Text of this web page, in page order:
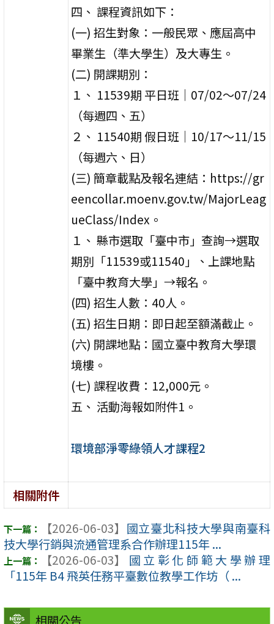
相關公告
四、 課程資訊如下：
(一) 招生對象：一般民眾、應屆高中
畢業生（準大學生）及大專生。
(二) 開課期別：
１、 11539期 平日班｜07/02～07/24
（每週四、五）
２、 11540期 假日班｜10/17～11/15
（每週六、日）
(三) 簡章載點及報名連結：https://gr
eencollar.moenv.gov.tw/MajorLeag
ueClass/Index。
１、 縣市選取「臺中市」查詢→選取
期別「11539或11540」、上課地點
「臺中教育大學」→報名。
(四) 招生人數：40人。
(五) 招生日期：即日起至額滿截止。
(六) 開課地點：國立臺中教育大學環
境樓。
(七) 課程收費：12,000元。
五、 活動海報如附件1。
環境部淨零綠領人才課程2
相關附件
【2026-06-03】 國立臺北科技大學與南臺科
技大學行銷與流通管理系合作辦理115年 ...
【2026-06-03】
國立彰化師範大學辦理
「115年 B4 飛英任務平臺數位教學工作坊（ ...